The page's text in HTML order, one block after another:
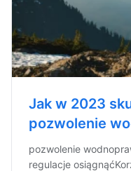
Jak w 2023
pozwolenie
pozwolenie
regulacje